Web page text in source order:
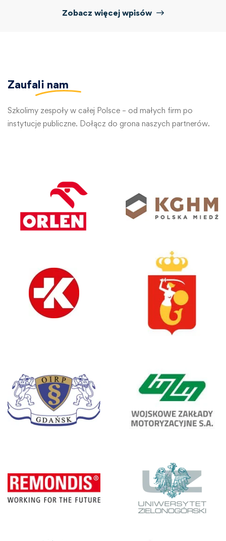
Zobacz więcej wpisów
Zaufali nam
Szkolimy zespoły w całej Polsce – od małych firm po
instytucje publiczne. Dołącz do grona naszych partnerów.